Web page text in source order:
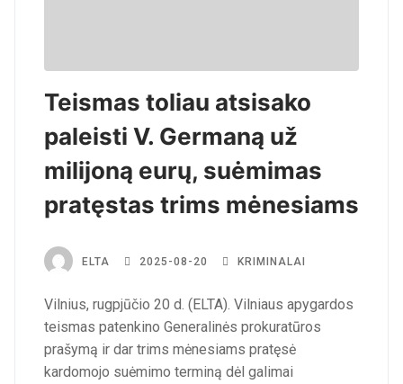
Teismas toliau atsisako
paleisti V. Germaną už
milijoną eurų, suėmimas
pratęstas trims mėnesiams
ELTA 2025-08-20 KRIMINALAI
Vilnius, rugpjūčio 20 d. (ELTA). Vilniaus apygardos
teismas patenkino Generalinės prokuratūros
prašymą ir dar trims mėnesiams pratęsė
kardomojo suėmimo terminą dėl galimai